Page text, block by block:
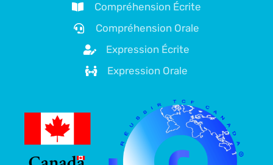
Compréhension Écrite
Compréhension Orale
Expression Écrite
Expression Orale